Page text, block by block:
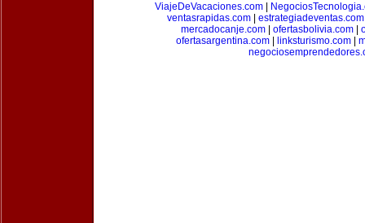
ViajeDeVacaciones.com|
ventasrapidas.com
estrategiadeventas.com
mercadocanje.com
ofertasbolivia.com
ofertasargentina.com| linksturismo.com|